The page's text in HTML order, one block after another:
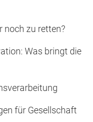
noch zu retten?
Was bringt die
für Gesellschaft